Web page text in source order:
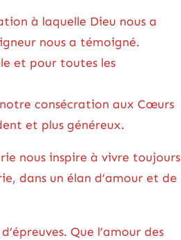
à laquelle Dieu nous a
nous a témoigné.
et pour toutes les
notre consécration aux Cœurs
et plus généreux.
nous inspire à vivre toujours
dans un élan d’amour et de
Que l’amour des